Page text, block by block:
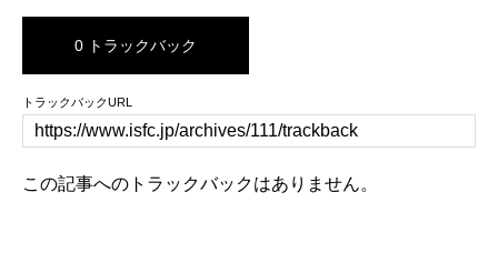
0 トラックバック
トラックバックURL
この記事へのトラックバックはありません。